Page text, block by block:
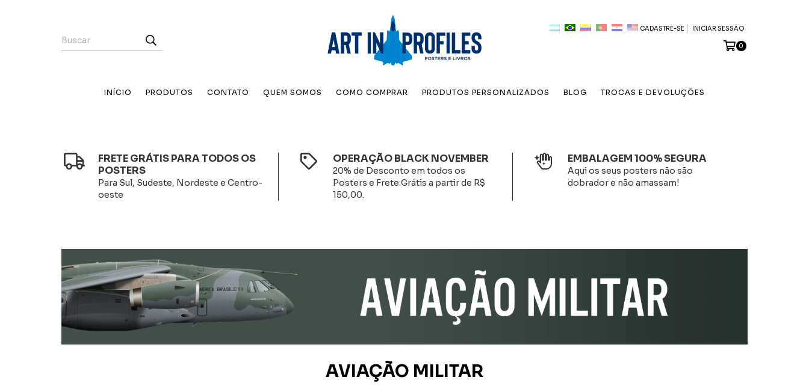
CADASTRE-SE INICIAR SESSÃO
0
INÍCIO PRODUTOS CONTATO QUEM SOMOS COMO COMPRAR PRODUTOS PERSONALIZADOS BLOG TROCAS E DEVOLUÇÕES
FRETE GRÁTIS PARA TODOS OS
POSTERS
Para Sul, Sudeste, Nordeste e Centro-
oeste
OPERAÇÃO BLACK NOVEMBER
20% de Desconto em todos os
Posters e Frete Grátis a partir de R$
150,00.
EMBALAGEM 100% SEGURA
Aqui os seus posters não são
dobrador e não amassam!
AVIAÇÃO MILITAR